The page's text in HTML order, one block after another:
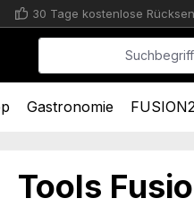
30 Tage kostenlose
Gastronomie
Tools